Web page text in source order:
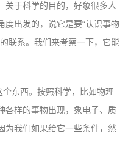
关于科学的目的，好象很多人
度出发的，说它是要“认识事物
联系。我们来考察一下，它能
个东西。按照科学，比如物理
各样的事物出现，象电子、质
为我们如果给它一些条件，然